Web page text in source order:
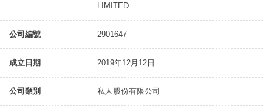
LIMITED
公司編號 2901647
成立日期 2019年12月12日
公司類別 私人股份有限公司